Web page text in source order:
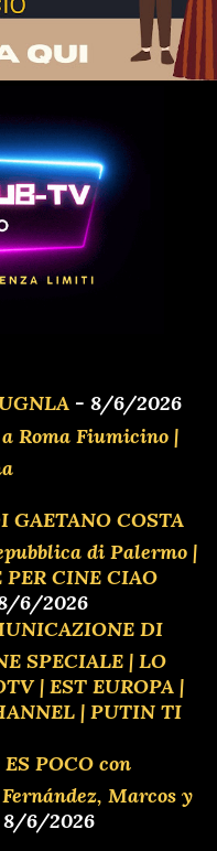
- 8/6/2026
Roma Fiumicino |
GAETANO COSTA
di Palermo |
PER CINE CIAO
6/2026
DI
SPECIALE | LO
| EST EUROPA |
| PUTIN TI
POCO con
Marcos y
6/2026